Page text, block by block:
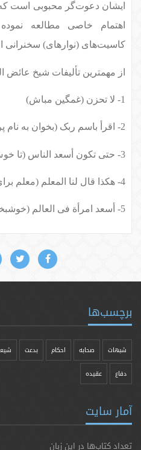
ایشان دعوت‌گر محبوبی است که
اهتمام خاصی مطالعه
کاسیت‌های (نوارهای)
از مهمترین تألیفات شیخ
1- لا تحزن (غمگین مباش)
2- اقرأ باسم ربک (بخوان به نام پروردگارت)
3- حتی تکون أسعد الناس (تا خوش‌بخت‌ترین مردمان باشی)
4- هکذا قال لنا المعلم (معلم برای ما این‌چنین گفت)
5- أسعد امرأة فی العالم (خوشبخت‌ترین زن جهان).
برچسب‌ها
شبهات صحابه احکام بدعت
دفاع عقیده
آمار سایت
تعداد کتاب‌ها در این زبان